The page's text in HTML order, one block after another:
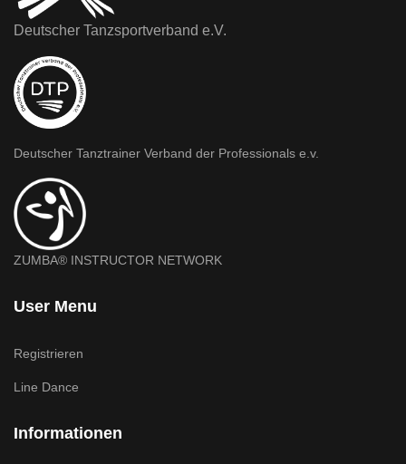
Deutscher Tanzsportverband e.V.
Deutscher Tanztrainer Verband der Professionals e.v.
ZUMBA® INSTRUCTOR NETWORK
User Menu
Registrieren
Line Dance
Informationen